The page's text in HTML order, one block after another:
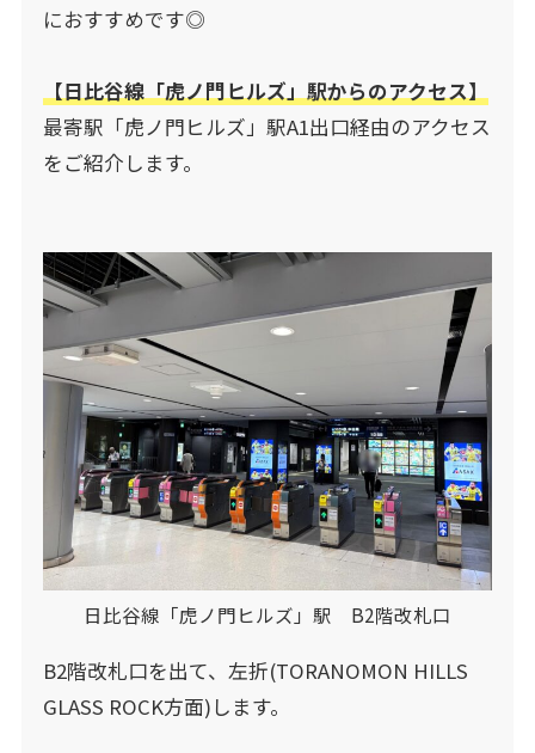
におすすめです◎
【日比谷線「虎ノ門ヒルズ」駅からのアクセス】
最寄駅「虎ノ門ヒルズ」駅A1出口経由のアクセス
をご紹介します。
日比谷線「虎ノ門ヒルズ」駅 B2階改札口
B2階改札口を出て、左折(TORANOMON HILLS
GLASS ROCK方面)します。